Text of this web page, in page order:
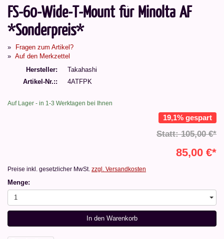
FS-60-Wide-T-Mount für Minolta AF
*Sonderpreis*
Fragen zum Artikel?
Auf den Merkzettel
Hersteller
Takahashi
Artikel-Nr.:
4ATFPK
Auf Lager - in 1-3 Werktagen bei Ihnen
19,1% gespart
Statt: 105,00 €*
85,00 €*
Preise inkl. gesetzlicher MwSt. zzgl. Versandkosten
Menge:
1
In den Warenkorb